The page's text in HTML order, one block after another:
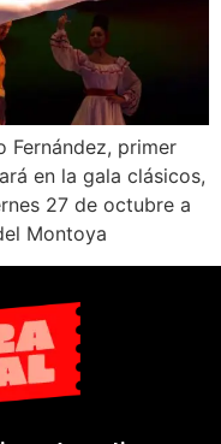
Fernández, primer
en la gala clásicos,
27 de octubre a
Montoya